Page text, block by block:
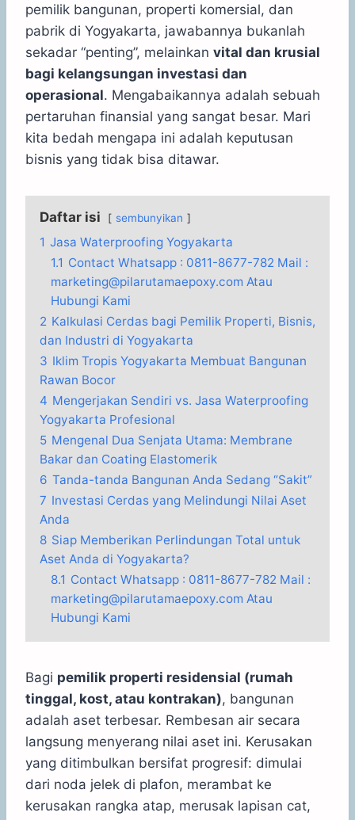
pemilik bangunan, properti komersial, dan
pabrik di Yogyakarta, jawabannya bukanlah
sekadar “penting”, melainkan vital dan krusial
bagi kelangsungan investasi dan
operasional. Mengabaikannya adalah sebuah
pertaruhan finansial yang sangat besar. Mari
kita bedah mengapa ini adalah keputusan
bisnis yang tidak bisa ditawar.
Daftar isi sembunyikan
1 Jasa Waterproofing Yogyakarta
1.1 Contact Whatsapp : 0811-8677-782 Mail :
marketing@pilarutamaepoxy.com Atau
Hubungi Kami
2 Kalkulasi Cerdas bagi Pemilik Properti, Bisnis,
dan Industri di Yogyakarta
3 Iklim Tropis Yogyakarta Membuat Bangunan
Rawan Bocor
4 Mengerjakan Sendiri vs. Jasa Waterproofing
Yogyakarta Profesional
5 Mengenal Dua Senjata Utama: Membrane
Bakar dan Coating Elastomerik
6 Tanda-tanda Bangunan Anda Sedang “Sakit”
7 Investasi Cerdas yang Melindungi Nilai Aset
Anda
8 Siap Memberikan Perlindungan Total untuk
Aset Anda di Yogyakarta?
8.1 Contact Whatsapp : 0811-8677-782 Mail :
marketing@pilarutamaepoxy.com Atau
Hubungi Kami
Bagi pemilik properti residensial (rumah
tinggal, kost, atau kontrakan), bangunan
adalah aset terbesar. Rembesan air secara
langsung menyerang nilai aset ini. Kerusakan
yang ditimbulkan bersifat progresif: dimulai
dari noda jelek di plafon, merambat ke
kerusakan rangka atap, merusak lapisan cat,